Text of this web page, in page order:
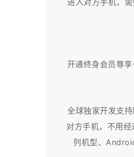
进入对方手机，
开通终身会员尊
全球独家开发支
对方手机，不用
列机型、